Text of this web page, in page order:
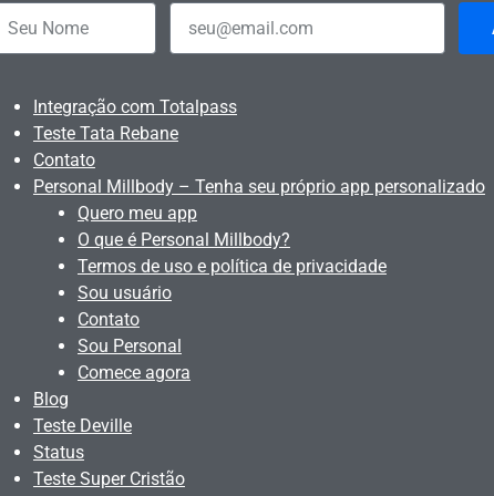
Integração com Totalpass
Teste Tata Rebane
Contato
Personal Millbody – Tenha seu próprio app personalizado
Quero meu app
O que é Personal Millbody?
Termos de uso e política de privacidade
Sou usuário
Contato
Sou Personal
Comece agora
Blog
Teste Deville
Status
Teste Super Cristão